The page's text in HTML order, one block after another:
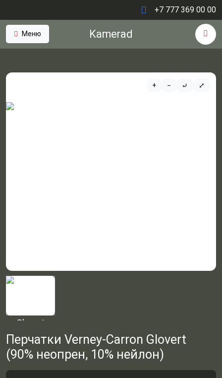
+7 777 369 00 00
Меню Kamerad
+ − ⤾ ⤢
Перчатки Verney-Carron Glovert
(90% неопрен, 10% нейлон)